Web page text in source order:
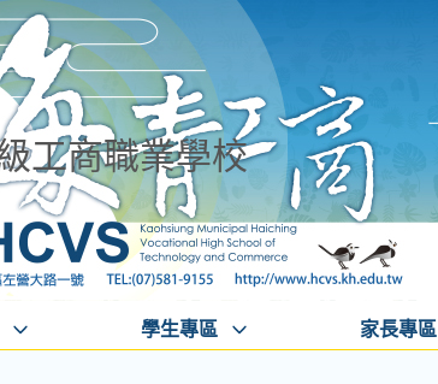
工商職業學校
學生專區 家長專區